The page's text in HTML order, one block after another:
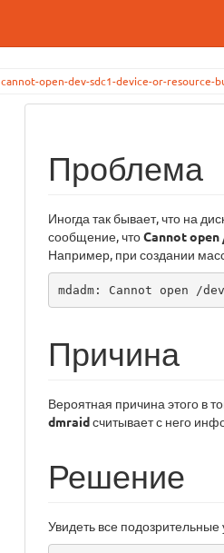
cannot-open-dev-sdc1-device-or-resource-
Проблема
Иногда так бывает, что на
сообщение, чтоCannot open
Например, при создании
mdadm: Cannot open /
Причина
Вероятная причина этого в
dmraidсчитывает с него
Решение
Увидеть все